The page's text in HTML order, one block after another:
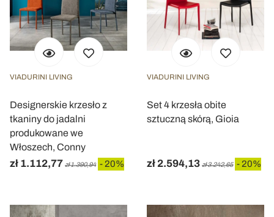
VIADURINI LIVING
Designerskie krzesło z
tkaniny do jadalni
produkowane we
Włoszech, Conny
zł 1.112,77 zł 1.390,94 - 20%
VIADURINI LIVING
Set 4 krzesła obite
sztuczną skórą, Gioia
zł 2.594,13 zł 3.242,65 - 20%